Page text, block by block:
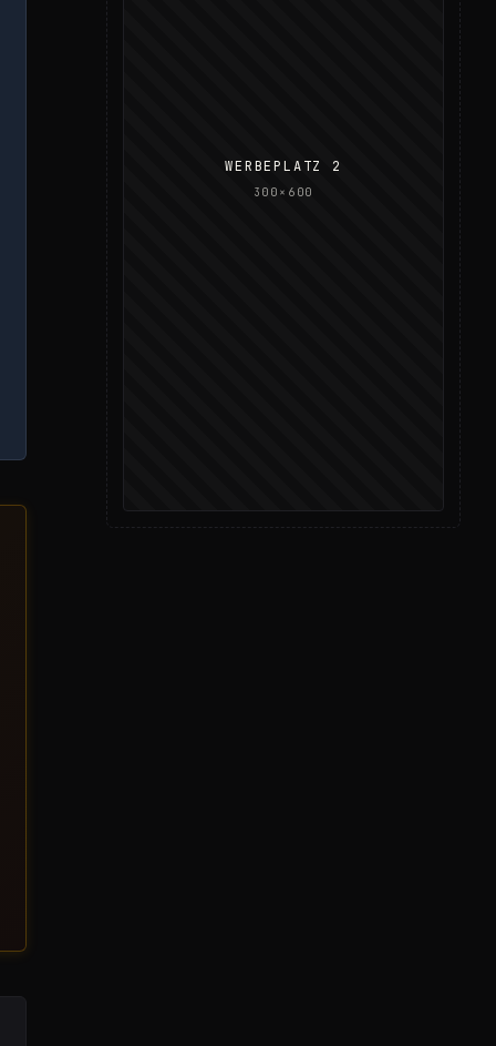
WERBEPLATZ 2
300×600